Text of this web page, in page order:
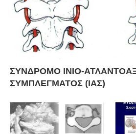
ΣΥΝΔΡΟΜΟ ΙΝΙΟ-
ΣΥΜΠΛΕΓΜΑΤΟΣ (ΙΑΣ)